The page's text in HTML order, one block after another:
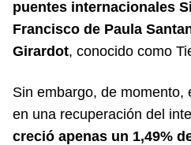
puentes internacionales
Francisco de Paula
Girardot, conocido como
Sin embargo, de momento,
en una recuperación del
creció apenas un 1,49%